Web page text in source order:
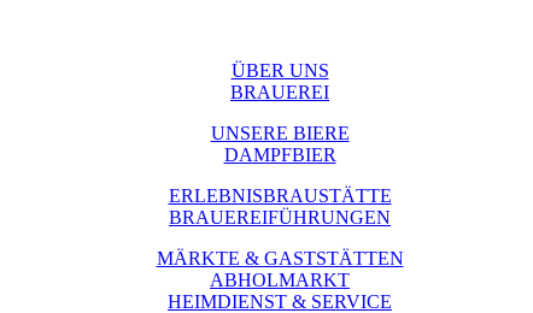
ÜBER UNS
BRAUEREI
UNSERE BIERE
DAMPFBIER
ERLEBNISBRAUSTÄTTE
BRAUEREIFÜHRUNGEN
MÄRKTE & GASTSTÄTTEN
ABHOLMARKT
HEIMDIENST & SERVICE